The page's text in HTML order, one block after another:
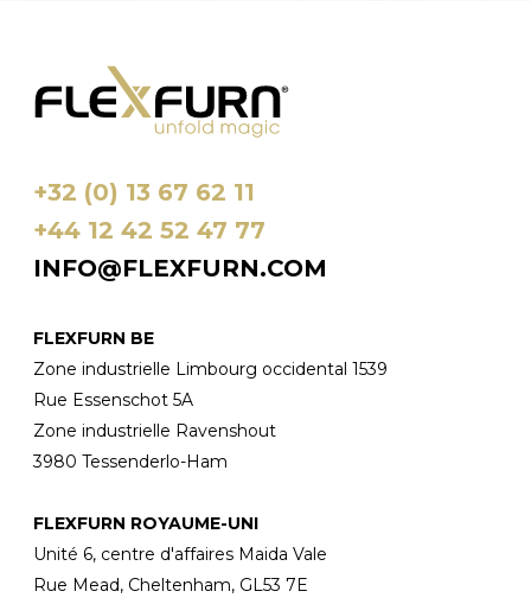
+32 (0) 13 67 62 11
+44 12 42 52 47 77
INFO@FLEXFURN.COM
FLEXFURN BE
Zone industrielle Limbourg occidental 1539
Rue Essenschot 5A
Zone industrielle Ravenshout
3980 Tessenderlo-Ham
FLEXFURN ROYAUME-UNI
Unité 6, centre d'affaires Maida Vale
Rue Mead, Cheltenham, GL53 7E